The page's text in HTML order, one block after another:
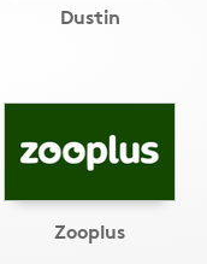
Dustin
Zooplus